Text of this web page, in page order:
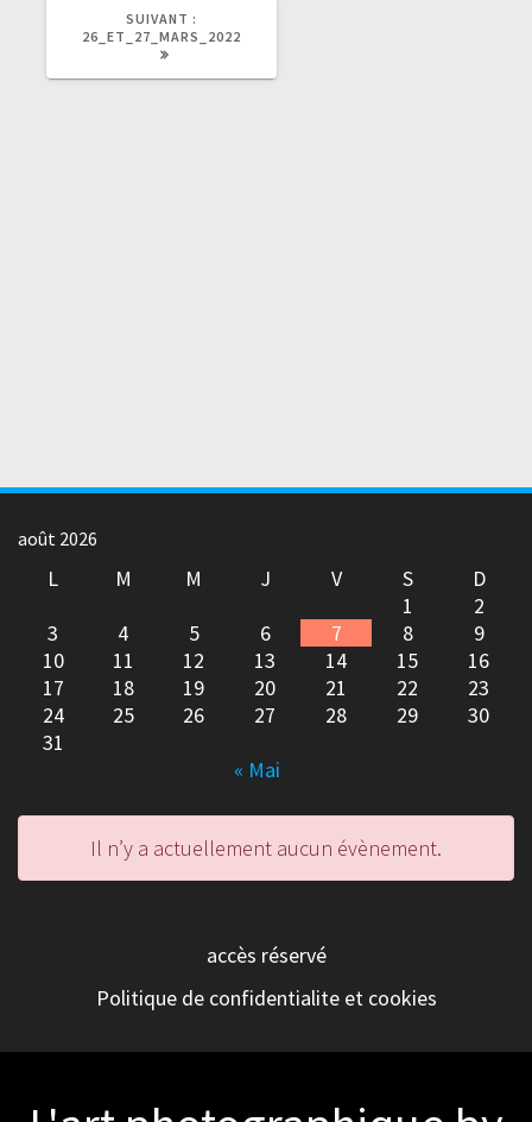
SUIVANT :
SUIVANT
26_ET_27_MARS_2022
août 2026
L M M J V S
D
1
2
3
4 5 6 7 8
9
10
11 12 13 14 15
16
17
18 19 20 21 22
23
24
25 26 27 28 29
30
31
« Mai
Il n’y a actuellement aucun évènement.
accès réservé
Politique de confidentialite et cookies